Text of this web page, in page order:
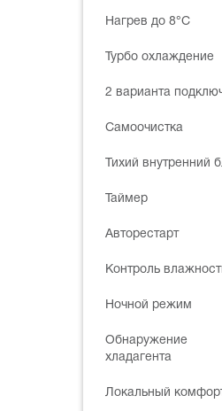
Нагрев до 8°С
Турбо охлаждение
2 варианта
Самоочистка
Тихий внутренний
Таймер
Авторестарт
Контроль
Ночной режим
хладагента
Локальный